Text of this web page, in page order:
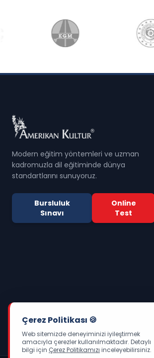
Modern eğitim yöntemleri ve uzman
kadromuzla dil eğitiminde dünya
standartlarını sunuyoruz.
Bursluluk
Sınavı
Online
Test
Çerez Politikası 🍪
Web sitemizde deneyiminizi iyileştirmek
amacıyla çerezler kullanılmaktadır. Detaylı
bilgi için Çerez Politikamızı inceleyebilirsiniz.